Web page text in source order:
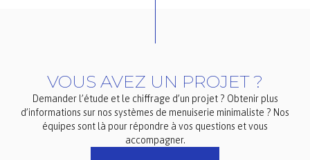
VOUS AVEZ UN PROJET ?
Demander l’étude et le chiffrage d’un projet ? Obtenir plus
d’informations sur nos systèmes de menuiserie minimaliste ? Nos
équipes sont là pour répondre à vos questions et vous
accompagner.